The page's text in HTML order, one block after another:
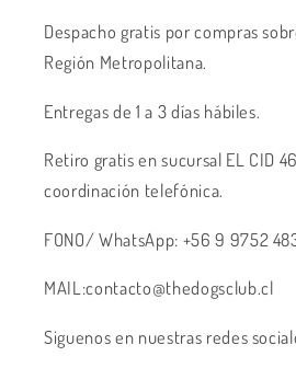
Despacho gratis por compras
Región Metropolitana.
Entregas de 1 a 3 días hábiles.
Retiro gratis en sucursal EL CID
coordinación telefónica.
FONO/ WhatsApp: +56 9 9752
MAIL:contacto@thedogsclub.cl
Siguenos en nuestras redes